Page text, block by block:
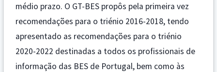
médio prazo. O GT-BES propôs pela primeira vez
recomendações para o triénio 2016-2018, tendo
apresentado as recomendações para o triénio
2020-2022 destinadas a todos os profissionais de
informação das BES de Portugal, bem como às